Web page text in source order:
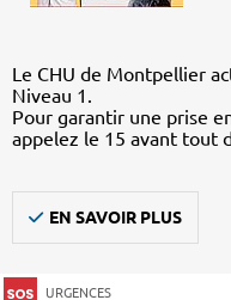
Le CHU de Montpellier
Niveau 1.
Pour garantir une prise
appelez le 15 avant tout
EN SAVOIR PLUS
URGENCES